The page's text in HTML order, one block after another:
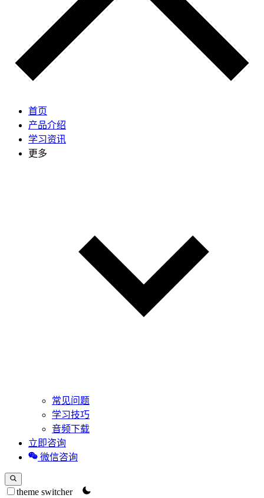
首页
产品介绍
学习资讯
更多
常见问题
学习技巧
音频下载
立即咨询
微信咨询
theme switcher